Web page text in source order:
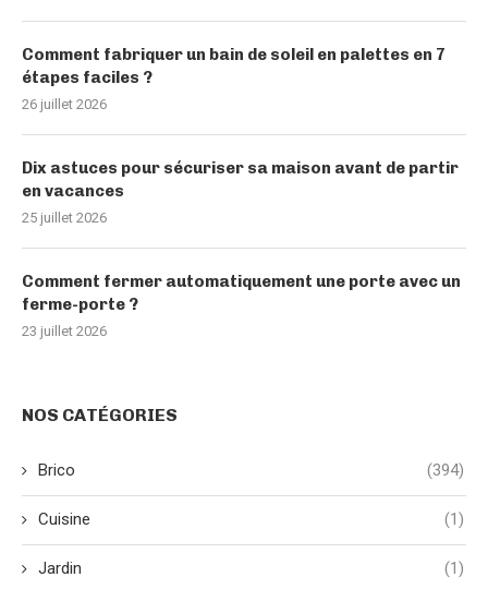
Comment fabriquer un bain de soleil en palettes en 7
étapes faciles ?
26 juillet 2026
Dix astuces pour sécuriser sa maison avant de partir
en vacances
25 juillet 2026
Comment fermer automatiquement une porte avec un
ferme-porte ?
23 juillet 2026
NOS CATÉGORIES
Brico (394)
Cuisine (1)
Jardin (1)